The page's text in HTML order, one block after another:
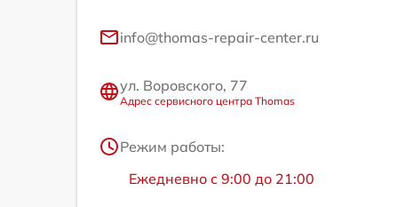
info@thomas-repair-center.ru
ул. Воровского, 77
Адрес сервисного центра Thomas
Режим работы:
Ежедневно с 9:00 до 21:00